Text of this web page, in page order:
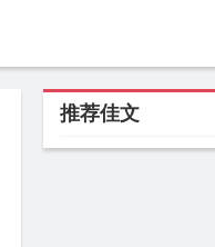
推荐佳文